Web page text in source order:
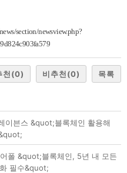
section/newsview.php?
천(0) 비추천(0) 목록
이븐스 &quot;블록체인 활용해
폴 &quot;블록체인, 5년 내 모든
필수&quot;